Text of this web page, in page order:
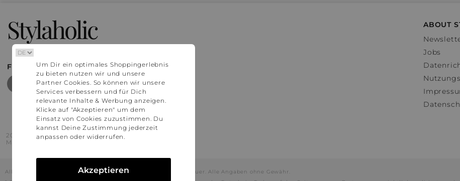
Stylaholic
FIND MORE INSPIRATION
ABOUT
Jobs
2016 - 2026 © Stylaholic.
Made for you with love in munich.
Alle Preise inkl. der jeweils geltenden gesetzlichen Mehrwertsteuer. Alle Angaben ohne Gewähr.
Um Dir ein optimales Shoppingerlebnis
zu bieten nutzen wir und unsere
Partner Cookies. So können wir unsere
Services verbessern und für Dich
relevante Inhalte & Werbung anzeigen.
Klicke auf "Akzeptieren" um dem
Einsatz von Cookies zuzustimmen. Du
kannst Deine Zustimmung jederzeit
anpassen oder widerrufen.
Akzeptieren